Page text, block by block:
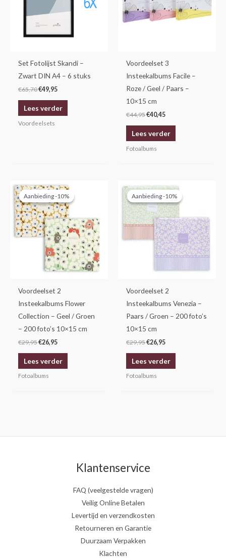
Set Fotolijst Skandi –
Zwart DIN A4 – 6 stuks
€65,70€49,95
Lees verder
Voordeelsets
Voordeelset 3
Insteekalbums Facile –
Roze / Geel / Paars –
10×15 cm
€44,95€40,45
Lees verder
Fotoalbums
Aanbieding -10%
Aanbieding -10%
Voordeelset 2
Insteekalbums Flower
Collection – Geel / Groen
– 200 foto’s 10×15 cm
€29,95
Oorspronkelijke
prijs
was:
€29,95.
€26,95
Huidige
prijs
is:
€26,95.
Lees verder
Fotoalbums
Aanbieding -10%
Aanbieding -10%
Voordeelset 2
Insteekalbums Venezia –
Paars / Groen – 200 foto’s
10×15 cm
€29,95
Oorspronkelijke
prijs
was:
€29,95.
€26,95
Huidige
prijs
is:
€26,95.
Lees verder
Fotoalbums
Klantenservice
FAQ (veelgestelde vragen)
Veilig Online Betalen
Levertijd en verzendkosten
Retourneren en Garantie
Duurzaam Verpakken
Klachten